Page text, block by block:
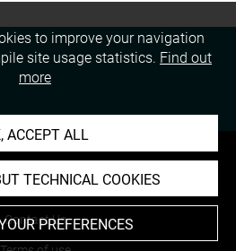
About
Contact Us
to improve your navigation
site usage statistics. Find out
more
ACCEPT ALL
TECHNICAL COOKIES
PREFERENCES